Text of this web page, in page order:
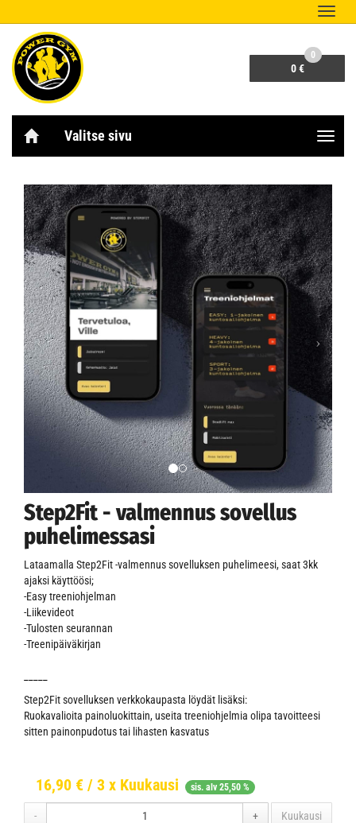
0 €
0
Valitse sivu
Step2Fit - valmennus sovellus
puhelimessasi
Lataamalla Step2Fit -valmennus sovelluksen puhelimeesi, saat 3kk
ajaksi käyttöösi;
-Easy treeniohjelman
-Liikevideot
-Tulosten seurannan
-Treenipäiväkirjan
Step2Fit sovelluksen verkkokaupasta löydät lisäksi:
Ruokavalioita painoluokittain, useita treeniohjelmia olipa tavoitteesi
sitten painonpudotus tai lihasten kasvatus
16,90 € / 3 x Kuukausi sis. alv 25,50 %
- + Kuukausi